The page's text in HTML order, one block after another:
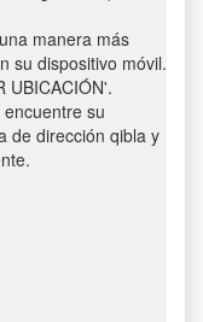
manera más
su dispositivo móvil.
UBICACIÓN'.
su
de dirección qibla y